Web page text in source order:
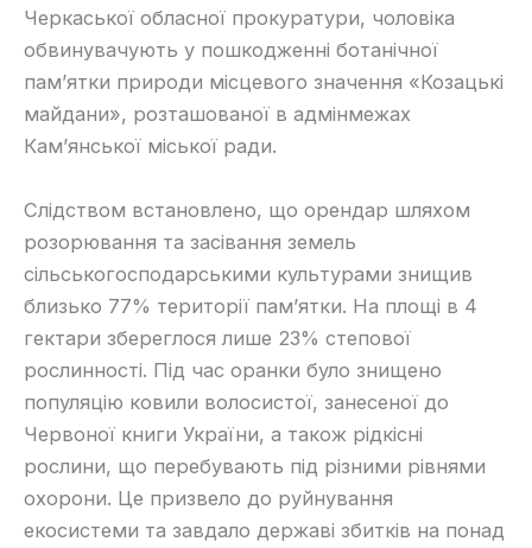
Черкаської обласної прокуратури, чоловіка
обвинувачують у пошкодженні ботанічної
пам’ятки природи місцевого значення «Козацькі
майдани», розташованої в адмінмежах
Кам’янської міської ради.
Слідством встановлено, що орендар шляхом
розорювання та засівання земель
сільськогосподарськими культурами знищив
близько 77% території пам’ятки. На площі в 4
гектари збереглося лише 23% степової
рослинності. Під час оранки було знищено
популяцію ковили волосистої, занесеної до
Червоної книги України, а також рідкісні
рослини, що перебувають під різними рівнями
охорони. Це призвело до руйнування
екосистеми та завдало державі збитків на понад